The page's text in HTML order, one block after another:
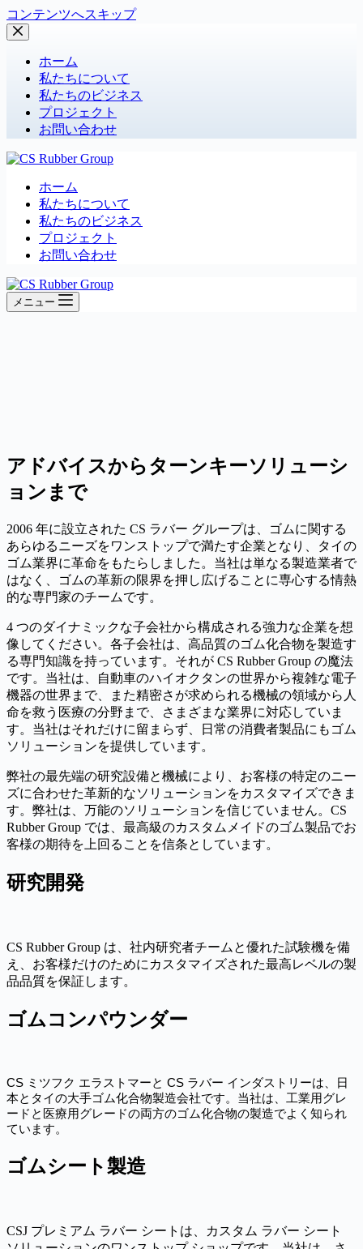
コンテンツへスキップ
ホーム
私たちについて
私たちのビジネス
プロジェクト
お問い合わせ
ホーム
私たちについて
私たちのビジネス
プロジェクト
お問い合わせ
メニュー
アドバイスからターンキーソリューシ
ョンまで
2006 年に設立された CS ラバー グループは、ゴムに関する
あらゆるニーズをワンストップで満たす企業となり、タイの
ゴム業界に革命をもたらしました。当社は単なる製造業者で
はなく、ゴムの革新の限界を押し広げることに専心する情熱
的な専門家のチームです。
4 つのダイナミックな子会社から構成される強力な企業を想
像してください。各子会社は、高品質のゴム化合物を製造す
る専門知識を持っています。それが CS Rubber Group の魔法
です。当社は、自動車のハイオクタンの世界から複雑な電子
機器の世界まで、また精密さが求められる機械の領域から人
命を救う医療の分野まで、さまざまな業界に対応していま
す。当社はそれだけに留まらず、日常の消費者製品にもゴム
ソリューションを提供しています。
弊社の最先端の研究設備と機械により、お客様の特定のニー
ズに合わせた革新的なソリューションをカスタマイズできま
す。弊社は、万能のソリューションを信じていません。CS
Rubber Group では、最高級のカスタムメイドのゴム製品でお
客様の期待を上回ることを信条としています。
研究開発
CS Rubber Group は、社内研究者チームと優れた試験機を備
え、お客様だけのためにカスタマイズされた最高レベルの製
品品質を保証します。
ゴムコンパウンダー
CS ミツフク エラストマーと CS ラバー インダストリーは、日
本とタイの大手ゴム化合物製造会社です。当社は、工業用グレ
ードと医療用グレードの両方のゴム化合物の製造でよく知られ
ています。
ゴムシート製造
CSJ プレミアム ラバー シートは、カスタム ラバー シート